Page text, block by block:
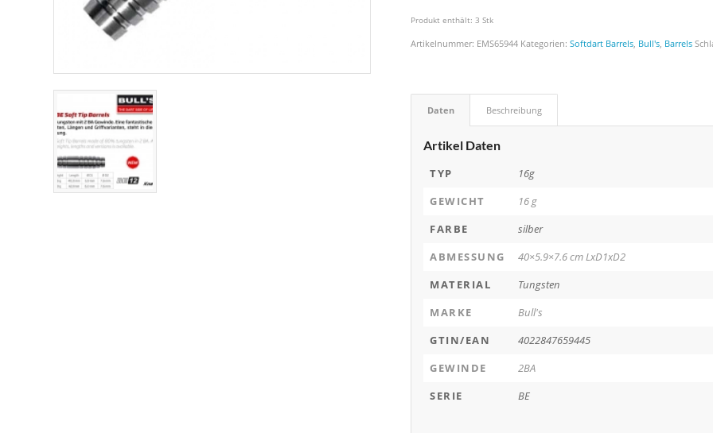
Produkt enthält: 3Stk
Artikelnummer: EMS65944 Kategorien:Softdart Barrels Bull's Barrels
Daten Beschreibung
Artikel Daten
TYP
16g
GEWICHT
16 g
FARBE
silber
ABMESSUNG
40×5.9×7.6 cm LxD1xD2
MATERIAL
Tungsten
MARKE
Bull's
GTIN/EAN
4022847659445
GEWINDE
2BA
SERIE
BE